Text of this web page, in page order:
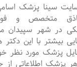
سینا پزشک
متخصص و
در شهر سپیدان
بیشتر با این دکتر
پزشک مورد نظر
هر پزشک اطلاعاتی